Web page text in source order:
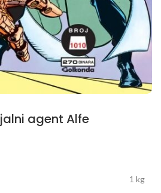
agent Alfe
1 kg